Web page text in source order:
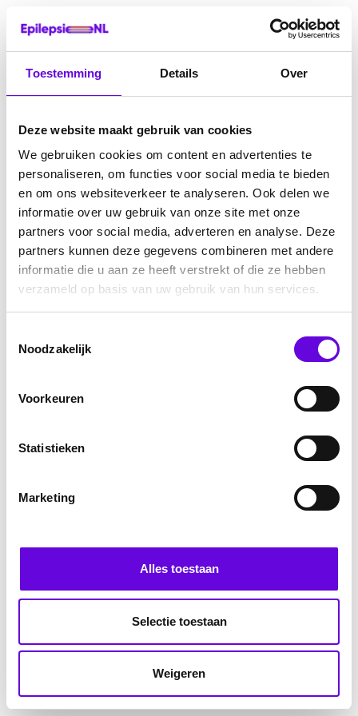
Toestemming Details Over
Deze website maakt gebruik van cookies
We gebruiken cookies om content en advertenties te
personaliseren, om functies voor social media te bieden
en om ons websiteverkeer te analyseren. Ook delen we
informatie over uw gebruik van onze site met onze
partners voor social media, adverteren en analyse. Deze
partners kunnen deze gegevens combineren met andere
informatie die u aan ze heeft verstrekt of die ze hebben
verzameld op basis van uw gebruik van hun services.
Noodzakelijk
Voorkeuren
Statistieken
Marketing
Alles toestaan
Selectie toestaan
Weigeren